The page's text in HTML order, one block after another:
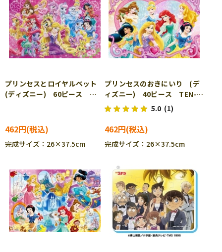
プリンセスとロイヤルペット
(ディズニー) 60ピース
462円
完成サイズ：26×37.5cm
プリンセスのおきにいり (デ
ィズニー) 40ピース TEN-
DC40-079 ［CP-IT］
5.0 (1)
462円
完成サイズ：26×37.5cm